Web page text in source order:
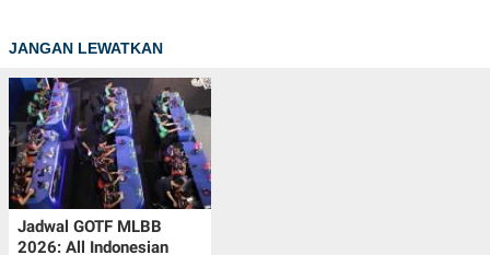
JANGAN LEWATKAN
Jadwal GOTF MLBB
2026: All Indonesian